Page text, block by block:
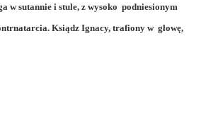
w sutannie i stule, z wysoko podniesionym
Ksiądz Ignacy, trafiony w głowę,